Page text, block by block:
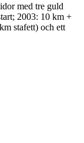
med tre guld
2003: 10 km +
stafett) och ett